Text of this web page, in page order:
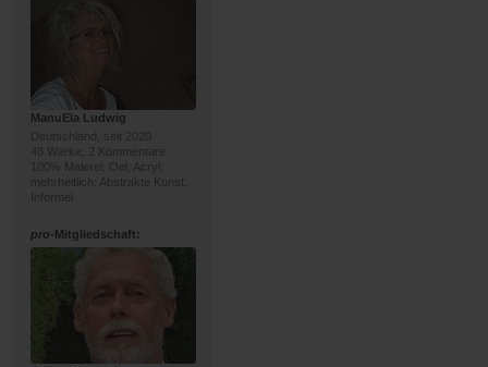
ManuEla Ludwig
Deutschland, seit 2020
48 Werke, 2 Kommentare
100% Malerei; Oel, Acryl;
mehrheitlich: Abstrakte Kunst,
Informel
pro-Mitgliedschaft: